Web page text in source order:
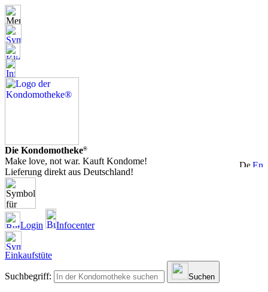
Die Kondomotheke®
Make love, not war. Kauft Kondome!
Lieferung direkt aus Deutschland!
Login Infocenter
Einkaufstüte
Suchbegriff: Suchen